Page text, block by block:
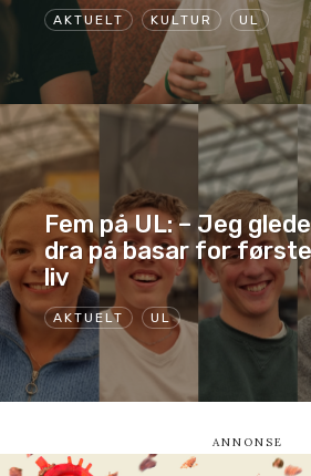
AKTUELT KULTUR UL
AKTUELT UL
Fem på UL: – Jeg
dra på basar for
liv